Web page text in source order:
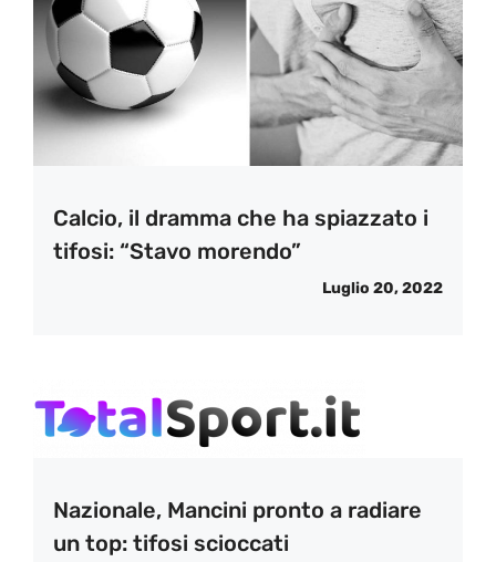
Calcio, il dramma che ha spiazzato i
tifosi: “Stavo morendo”
Luglio 20, 2022
Nazionale, Mancini pronto a radiare
un top: tifosi scioccati